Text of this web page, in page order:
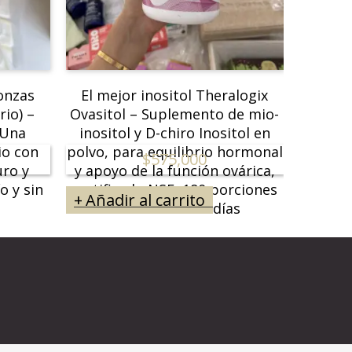
–
con
y
y sin
El mejor inositol Theralogix
Ovasitol – Suplemento de mio-
inositol y D-chiro Inositol en
polvo, para equilibrio hormonal
y apoyo de la función ovárica,
certificado NSF, 180 porciones
(400 g) para 90 días
$575,000
Añadir al carrito